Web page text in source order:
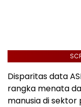
Disparitas data
rangka menata
manusia di sektor